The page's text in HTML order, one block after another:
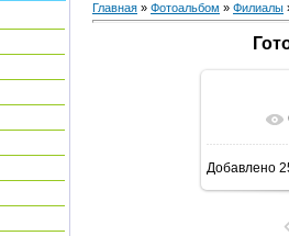
Главная » Фотоальбом » Филиалы
В
Добавлено